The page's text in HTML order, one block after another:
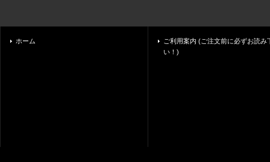
ホーム
ご利用案内 (ご注文前に必ずお読み
い！)